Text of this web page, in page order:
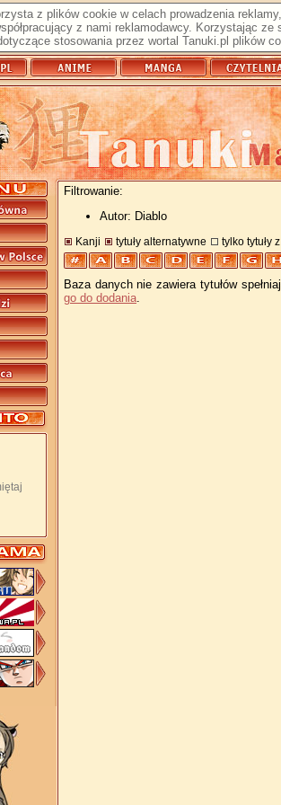
z plików cookie w celach prowadzenia
z nami reklamodawcy. Korzystając
stosowania przez wortal Tanuki.pl plików
Filtrowanie:
Autor: Diablo
Kanji tytuły alternatywne tylko tytuły
Baza danych nie zawiera tytułów
go do dodania.